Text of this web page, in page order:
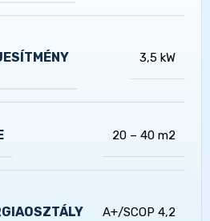
3,5 kW
20 – 40 m2
A+/SCOP 4,2